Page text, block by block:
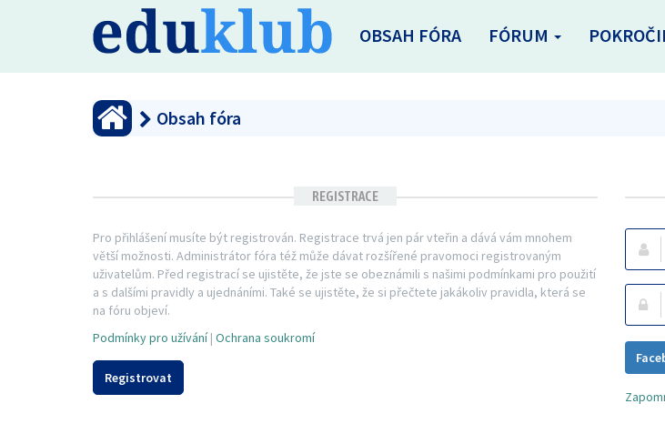
OBSAH FÓRA FÓRUM
Obsah fóra
REGISTRACE
Pro přihlášení musíte být registrován. Registrace trvá jen pár vteřin a dává vám mnohem
větší možnosti. Administrátor fóra též může dávat rozšířené pravomoci registrovaným
uživatelům. Před registrací se ujistěte, že jste se obeznámili s našimi podmínkami pro použití
a s dalšími pravidly a ujednáními. Také se ujistěte, že si přečtete jakákoliv pravidla, která se
na fóru objeví.
Podmínky pro užívání| Ochrana soukromí
Registrovat
jméno:
Heslo: